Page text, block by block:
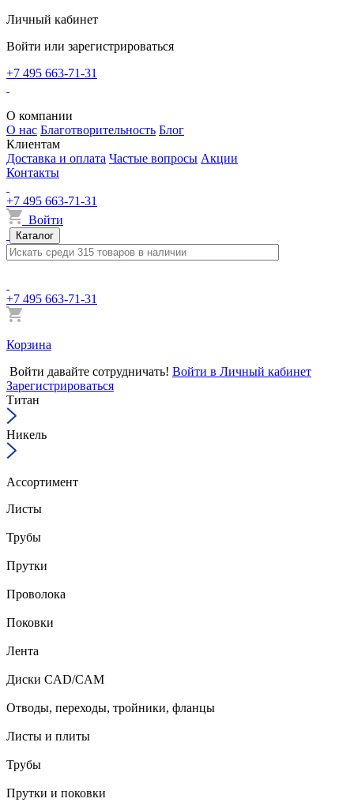
Личный кабинет
Войти или зарегистрироваться
+7 495 663-71-31
О компании
О нас Благотворительность Блог
Клиентам
Доставка и оплата Частые вопросы Акции
Контакты
+7 495 663-71-31
Войти
Каталог
+7 495 663-71-31
Корзина
Войти давайте сотрудничать! Войти в Личный кабинет
Зарегистрироваться
Титан
Никель
Ассортимент
Листы
Трубы
Прутки
Проволока
Поковки
Лента
Диски CAD/CAM
Отводы, переходы, тройники, фланцы
Листы и плиты
Трубы
Прутки и поковки